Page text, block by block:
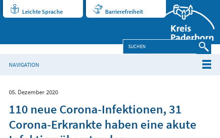
Leichte Sprache Barrierefreiheit
NAVIGATION
05. Dezember 2020
110 neue Corona-Infektionen, 31
Corona-Erkrankte haben eine akute